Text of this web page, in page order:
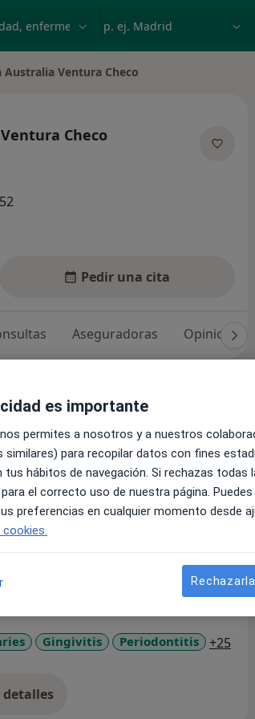
ciudad
Australia Ventura Checo
Checo
Pedir una cita
Aseguradoras Opiniones
años creando sonrisas, con
y con profesionales especializados
y periapicales digitales)
Gingivitis Periodontitis +25
la experiencia
es importante
permites a nosotros y a nuestros
similares) para recopilar datos con fines
tus hábitos de navegación. Si rechazas
el correcto uso de nuestra página.
preferencias en cualquier momento desde